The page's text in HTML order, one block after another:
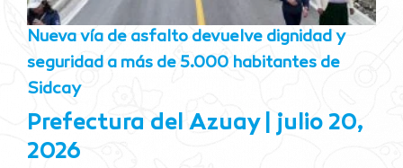
Nueva vía de asfalto devuelve dignidad y
seguridad a más de 5.000 habitantes de
Sidcay
Prefectura del Azuay
julio 20,
2026